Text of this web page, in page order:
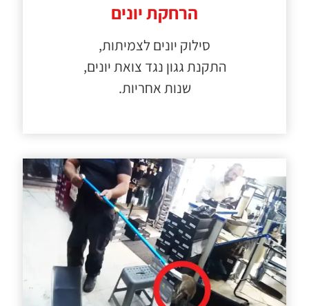
הרחקת יונים
סילוק יונים לצמיתות,
התקנת גגון נגד צואת יונים,
שנות אחריות.